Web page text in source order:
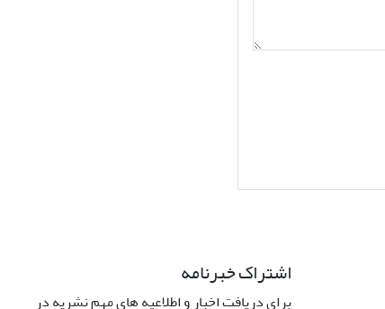
اشتراک خبرنامه
برای دریافت اخبار و اطلاعیه های مهم نشریه در